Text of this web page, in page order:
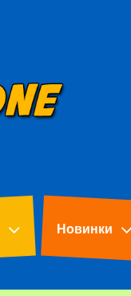
Новинки